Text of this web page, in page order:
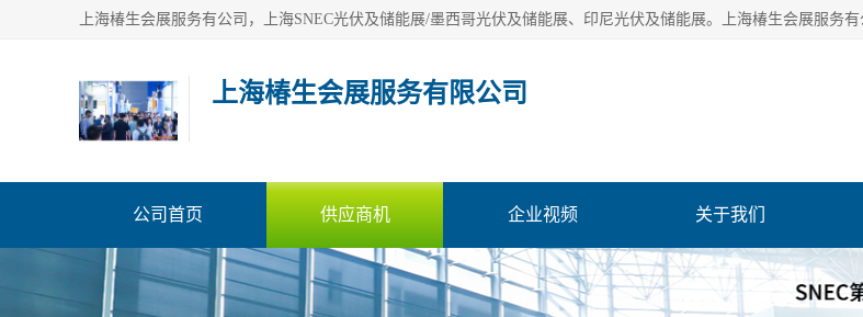
上海椿生会展服务有限公司
公司首页 供应商机 企业视频 关于我们